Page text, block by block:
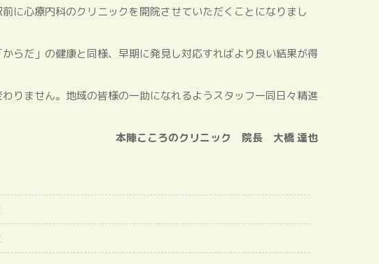
に心療内科のクリニックを開院させていただくことになりまし
らだ」の健康と同様、早期に発見し対応すればより良い結果が得
りません。地域の皆様の一助になれるようスタッフ一同日々精進
本陣こころのクリニック 院長 大橋 達也